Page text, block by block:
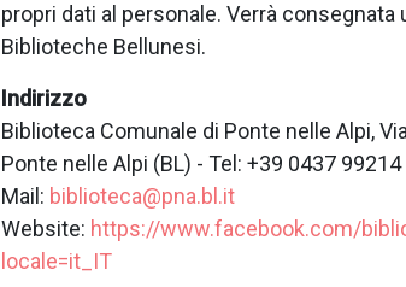
propri dati al personale. Verrà
Biblioteche Bellunesi.
Indirizzo
Biblioteca Comunale di Ponte nelle Alpi,
Ponte nelle Alpi (BL) - Tel: +39 0437 99214
Mail: biblioteca@pna.bl.it
Website: https://www.facebook.com/
locale=it_IT